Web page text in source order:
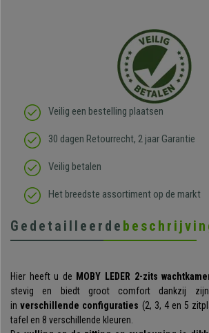
Veilig een bestelling plaatsen
30 dagen Retourrecht, 2 jaar Garantie
Veilig betalen
Het breedste assortiment op de markt
Gedetailleerde
Hier heeft u de MOBY LEDER 2-zits
stevig en biedt groot comfort dankzij zijn
inverschillende configuraties (2, 3, 4 en 5
tafel en 8 verschillende kleuren.